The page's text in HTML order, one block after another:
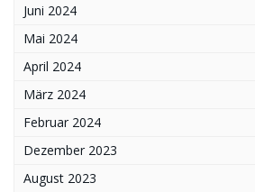
Juni 2024
Mai 2024
April 2024
März 2024
Februar 2024
Dezember 2023
August 2023